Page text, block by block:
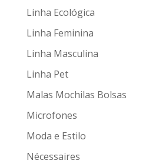
Linha Ecológica
Linha Feminina
Linha Masculina
Linha Pet
Malas Mochilas Bolsas
Microfones
Moda e Estilo
Nécessaires